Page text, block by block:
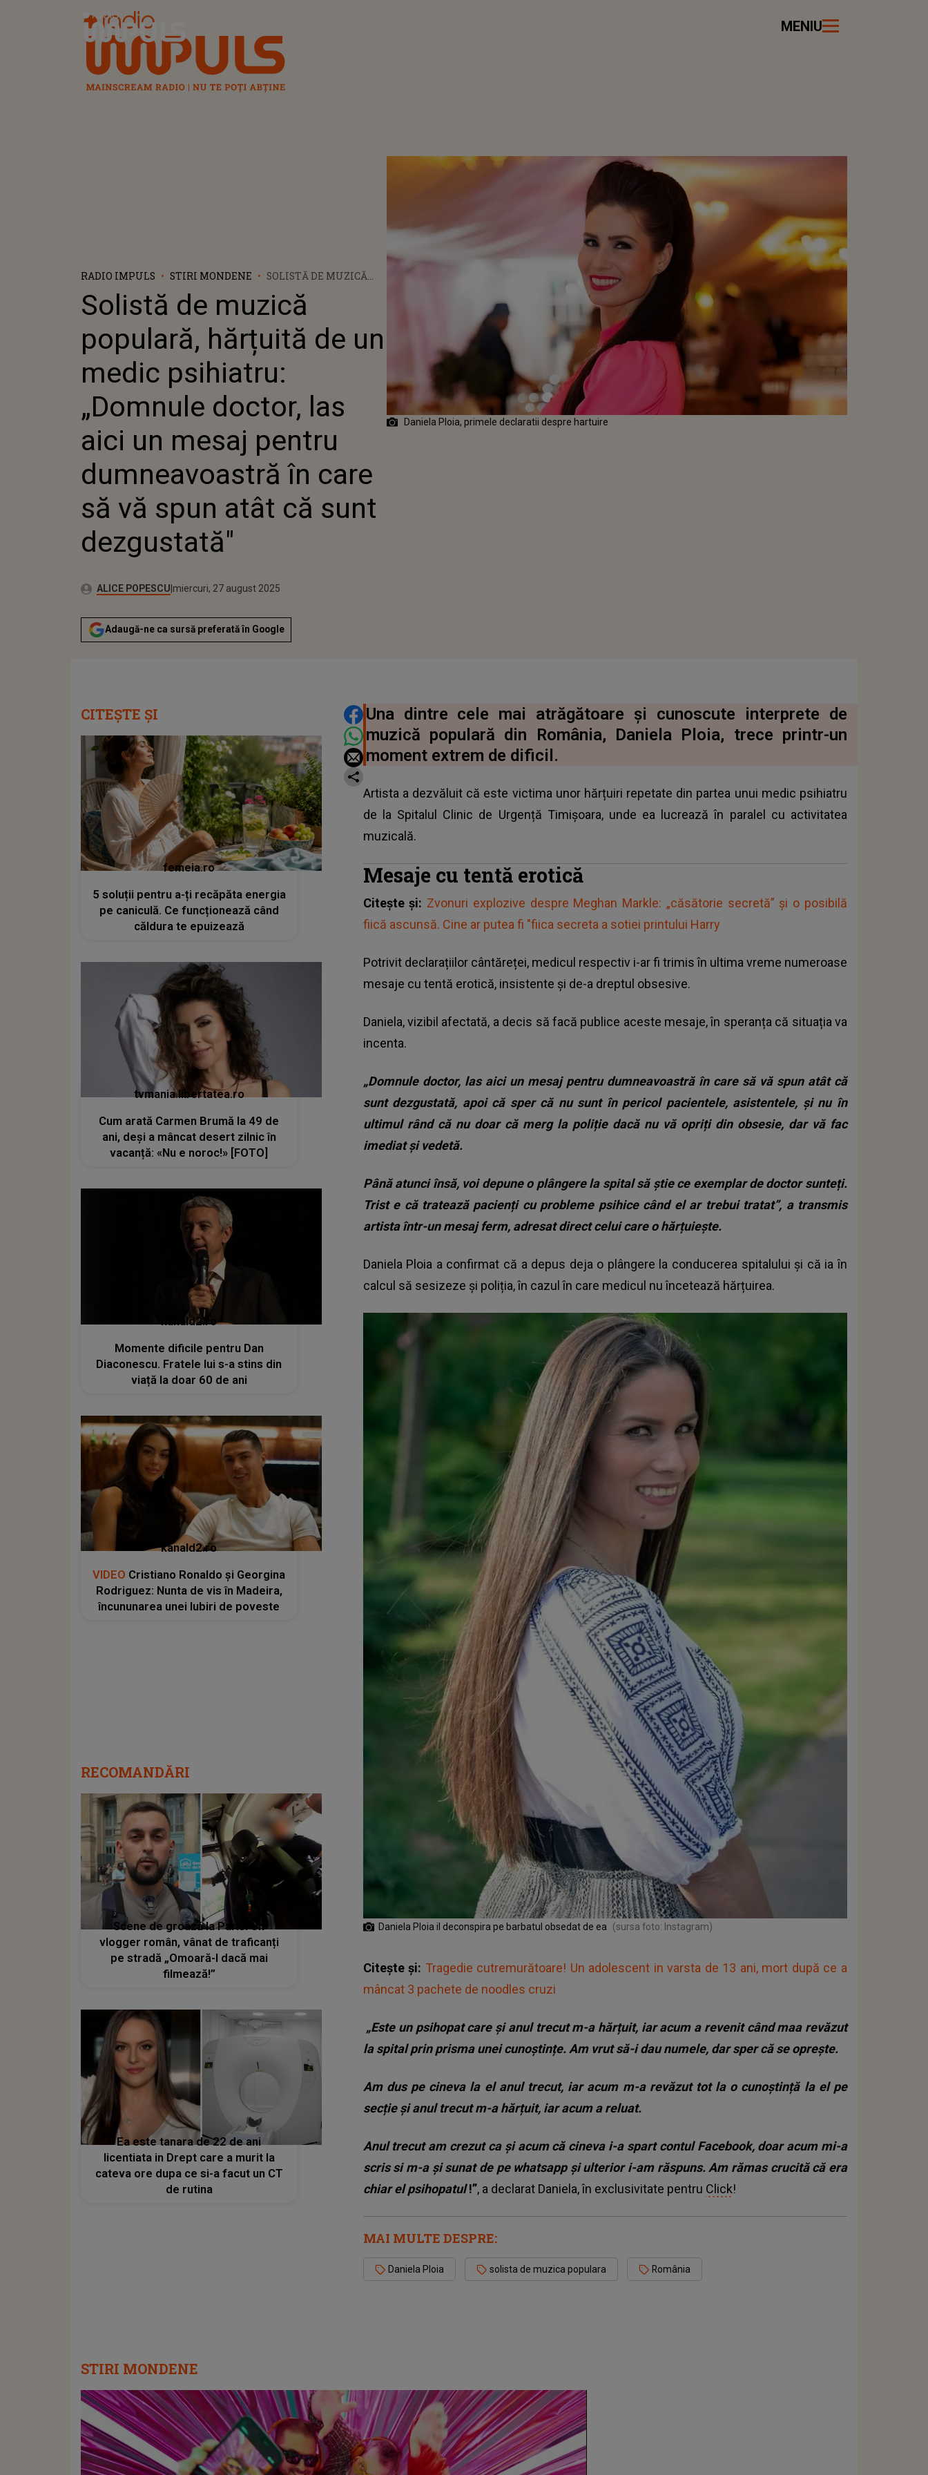
Radio Impuls MENIU
RADIO IMPULS STIRI MONDENE
SOLISTĂ DE MUZICĂ
DE UN MEDIC
PSIHIATRU: „DOMNULE
DOCTOR, LAS AICI UN
MESAJ PENTRU
CARE SĂ VĂ SPUN ATÂT
CĂ SUNT DEZGUSTATĂ"
Solistă de muzică
populară, hărțuită de un
medic psihiatru:
„Domnule doctor, las
aici un mesaj pentru
dumneavoastră în care
să vă spun atât că sunt
dezgustată"
Autor:ALICE POPESCUPublicat:
miercuri, 27 august 2025
Actualizat:
miercuri, 27 august 2025
Adaugă-ne ca sursă preferată în Google
Daniela Ploia, primele declaratii despre hartuire
DISTRIBUIE ARTICOLUL
Una dintre cele mai atrăgătoare și cunoscute interprete de
muzică populară din România, Daniela Ploia, trece printr-un
moment extrem de dificil.
Artista a dezvăluit că este victima unor hărțuiri repetate din partea unui medic psihiatru
de la Spitalul Clinic de Urgență Timișoara, unde ea lucrează în paralel cu activitatea
muzicală.
Mesaje cu tentă erotică
Citește și: Zvonuri explozive despre Meghan Markle: „căsătorie secretă” și o posibilă
fiică ascunsă. Cine ar putea fi "fiica secreta a sotiei printului Harry
Potrivit declarațiilor cântăreței, medicul respectiv i-ar fi trimis în ultima vreme numeroase
mesaje cu tentă erotică, insistente și de-a dreptul obsesive.
Daniela, vizibil afectată, a decis să facă publice aceste mesaje, în speranța că situația va
incenta.
„Domnule doctor, las aici un mesaj pentru dumneavoastră în care să vă spun atât că
sunt dezgustată, apoi că sper că nu sunt în pericol pacientele, asistentele, și nu în
ultimul rând că nu doar că merg la poliție dacă nu vă opriți din obsesie, dar vă fac
imediat și vedetă.
Până atunci însă, voi depune o plângere la spital să știe ce exemplar de doctor sunteți.
Trist e că tratează pacienți cu probleme psihice când el ar trebui tratat”, a transmis
artista într-un mesaj ferm, adresat direct celui care o hărțuiește.
Daniela Ploia a confirmat că a depus deja o plângere la conducerea spitalului și că ia în
calcul să sesizeze și poliția, în cazul în care medicul nu încetează hărțuirea.
Daniela Ploia il deconspira pe barbatul obsedat de ea (sursa foto: Instagram)
Citește și: Tragedie cutremurătoare! Un adolescent in varsta de 13 ani, mort după ce a
mâncat 3 pachete de noodles cruzi
„Este un psihopat care și anul trecut m-a hărțuit, iar acum a revenit când maa revăzut
la spital prin prisma unei cunoștințe. Am vrut să-i dau numele, dar sper că se oprește.
Am dus pe cineva la el anul trecut, iar acum m-a revăzut tot la o cunoștință la el pe
secție și anul trecut m-a hărțuit, iar acum a reluat.
Anul trecut am crezut ca și acum că cineva i-a spart contul Facebook, doar acum mi-a
scris si m-a și sunat de pe whatsapp și ulterior i-am răspuns. Am rămas crucită că era
chiar el psihopatul!”, a declarat Daniela, în exclusivitate pentru Click!
MAI MULTE DESPRE:
Daniela Ploia solista de muzica populara România
CITEȘTE ȘI
femeia.ro
5 soluții pentru a-ți recăpăta energia
pe caniculă. Ce funcționează când
căldura te epuizează
tvmania.libertatea.ro
Cum arată Carmen Brumă la 49 de
ani, deși a mâncat desert zilnic în
vacanță: «Nu e noroc!» [FOTO]
kanald2.ro
Momente dificile pentru Dan
Diaconescu. Fratele lui s-a stins din
viață la doar 60 de ani
kanald2.ro
VIDEO Cristiano Ronaldo și Georgina
Rodriguez: Nunta de vis în Madeira,
încununarea unei Iubiri de poveste
RECOMANDĂRI
Scene de groază la Paris: Un
vlogger român, vânat de traficanți
pe stradă „Omoară-l dacă mai
filmează!”
Ea este tanara de 22 de ani
licentiata in Drept care a murit la
cateva ore dupa ce si-a facut un CT
de rutina
STIRI MONDENE